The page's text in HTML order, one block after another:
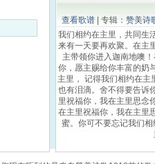
查看歌谱 | 专辑： 赞美诗
我们相约在主里，共同生
来有一天要再欢聚。在主
主带领你进入迦南地噢
你，愿主赐给你丰富的奶
主里， 记得我们相约在主
也有泪滴。舍不得要告诉
里祝福你，我在主里思念
在主里祝福你，我在主里
蜜。你可不要忘记我们